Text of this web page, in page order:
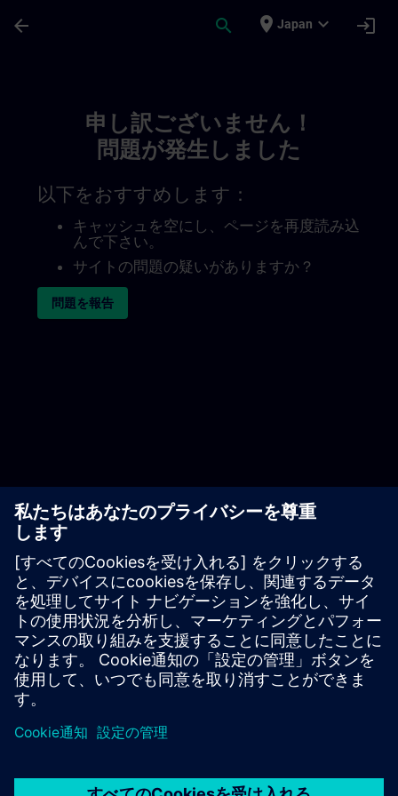
arrow_back search place Japan expand_more login
申し訳ございません！
問題が発生しました
以下をおすすめします：
キャッシュを空にし、ページを再度読み込
んで下さい。
サイトの問題の疑いがありますか？
問題を報告